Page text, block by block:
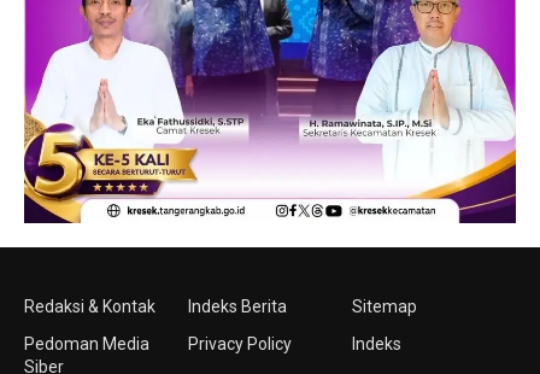
Redaksi & Kontak
Pedoman Media
Siber
Indeks Berita
Privacy Policy
Sitemap
Indeks